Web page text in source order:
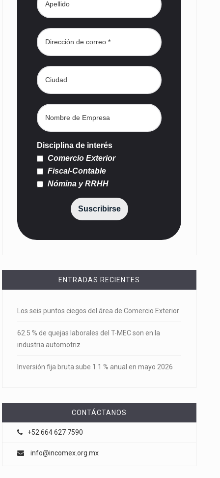
Disciplina de interés
Comercio Exterior
Fiscal-Contable
Nómina y RRHH
Suscribirse
ENTRADAS RECIENTES
Los seis puntos ciegos del área de Comercio Exterior
62.5 % de quejas laborales del T-MEC son en la
industria automotriz
Inversión fija bruta sube 1.1 % anual en mayo 2026
CONTÁCTANOS
+52 664 627 7590
info@incomex.org.mx